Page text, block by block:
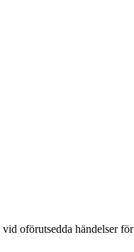
oförutsedda händelser för